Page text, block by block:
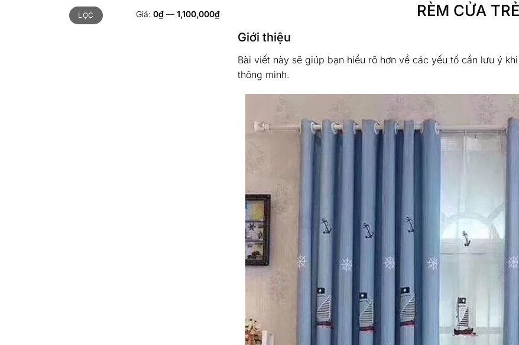
Giá
tối
thiểu
Giá
tối
đa
LỌC Giá: 0₫ — 1,100,000₫ RÈM CỬA
Giới thiệu
Bài viết này sẽ giúp bạn hiểu rõ hơn về các yếu tố cần lưu ý
thông minh.